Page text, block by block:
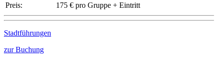
Preis:
175 € pro Gruppe + Eintritt
Stadtführungen
zur Buchung